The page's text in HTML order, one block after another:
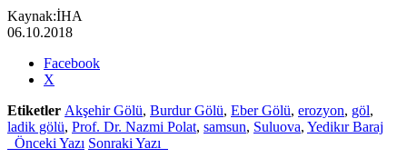
Kaynak:İHA
06.10.2018
Share
"Samsun
Ladik
Gölü
Facebook
X
Etiketler Akşehir Gölü, Burdur Gölü, Eber Gölü, erozyon, göl,
ladik gölü, Prof. Dr. Nazmi Polat, samsun, Suluova, Yedikır Baraj
Önceki Yazı Sonraki Yazı